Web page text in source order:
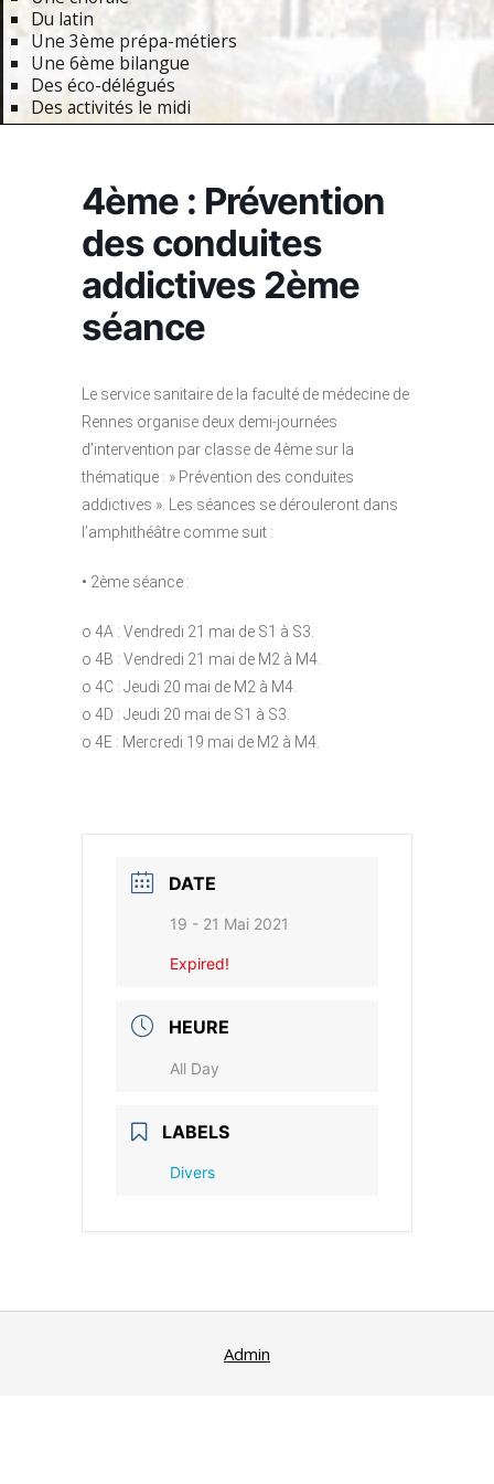
Du latin
Une 3ème prépa-métiers
Une 6ème bilangue
Des éco-délégués
Des activités le midi
4ème : Prévention
des conduites
addictives 2ème
séance
Le service sanitaire de la faculté de médecine de
Rennes organise deux demi-journées
d’intervention par classe de 4ème sur la
thématique : » Prévention des conduites
addictives ». Les séances se dérouleront dans
l’amphithéâtre comme suit :
• 2ème séance :
o 4A : Vendredi 21 mai de S1 à S3.
o 4B : Vendredi 21 mai de M2 à M4.
o 4C : Jeudi 20 mai de M2 à M4.
o 4D : Jeudi 20 mai de S1 à S3.
o 4E : Mercredi 19 mai de M2 à M4.
DATE
19 - 21 Mai 2021
Expired!
HEURE
All Day
LABELS
Divers
Admin